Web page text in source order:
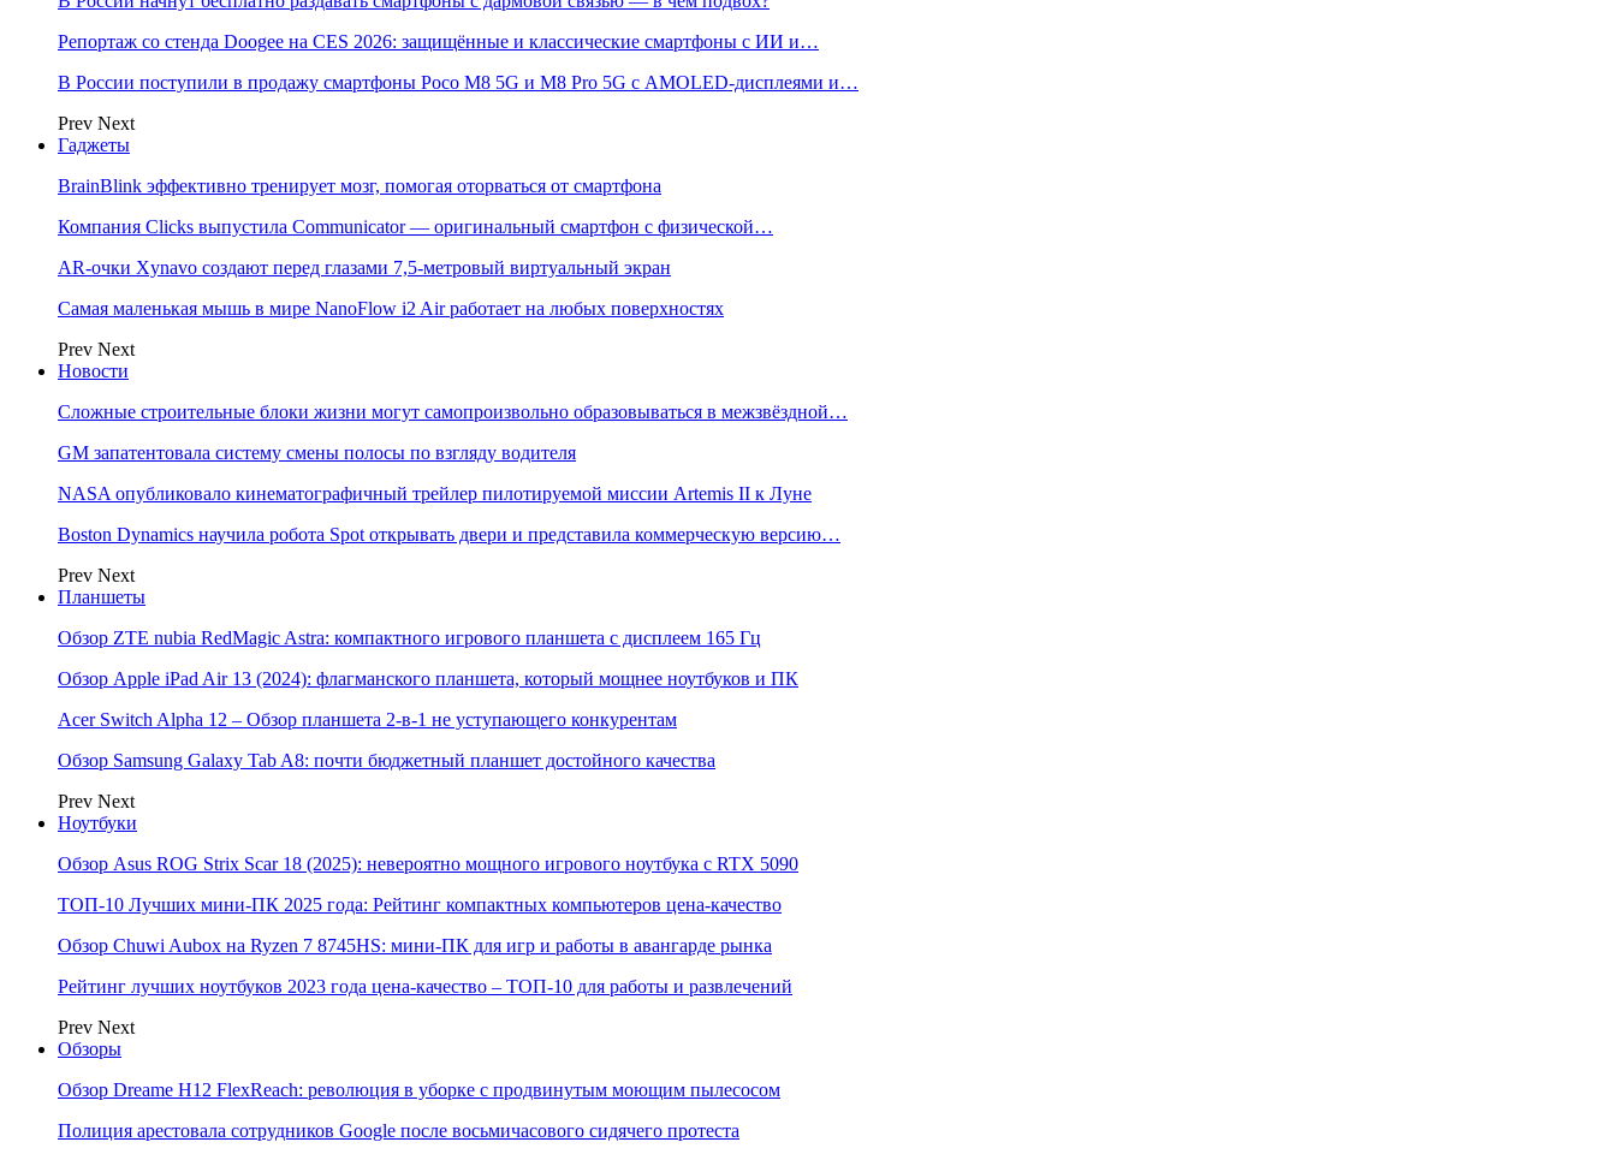
Репортаж со стенда Doogee на CES 2026: защищённые и классические смартфоны с ИИ и…
В России поступили в продажу смартфоны Poco M8 5G и M8 Pro 5G с AMOLED-дисплеями и…
Prev Next
Гаджеты
BrainBlink эффективно тренирует мозг, помогая оторваться от смартфона
Компания Clicks выпустила Communicator — оригинальный смартфон с физической…
AR-очки Xynavo создают перед глазами 7,5-метровый виртуальный экран
Самая маленькая мышь в мире NanoFlow i2 Air работает на любых поверхностях
Prev Next
Новости
Сложные строительные блоки жизни могут самопроизвольно образовываться в межзвёздной…
GM запатентовала систему смены полосы по взгляду водителя
NASA опубликовало кинематографичный трейлер пилотируемой миссии Artemis II к Луне
Boston Dynamics научила робота Spot открывать двери и представила коммерческую версию…
Prev Next
Планшеты
Обзор ZTE nubia RedMagic Astra: компактного игрового планшета с дисплеем 165 Гц
Обзор Apple iPad Air 13 (2024): флагманского планшета, который мощнее ноутбуков и ПК
Acer Switch Alpha 12 – Обзор планшета 2-в-1 не уступающего конкурентам
Обзор Samsung Galaxy Tab A8: почти бюджетный планшет достойного качества
Prev Next
Ноутбуки
Обзор Asus ROG Strix Scar 18 (2025): невероятно мощного игрового ноутбука с RTX 5090
ТОП-10 Лучших мини-ПК 2025 года: Рейтинг компактных компьютеров цена-качество
Обзор Chuwi Aubox на Ryzen 7 8745HS: мини-ПК для игр и работы в авангарде рынка
Рейтинг лучших ноутбуков 2023 года цена-качество – ТОП-10 для работы и развлечений
Prev Next
Обзоры
Обзор Dreame H12 FlexReach: революция в уборке с продвинутым моющим пылесосом
Полиция арестовала сотрудников Google после восьмичасового сидячего протеста